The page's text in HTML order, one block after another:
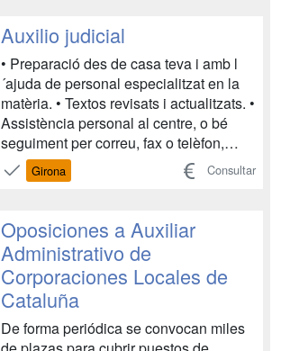
quieres ser telefonista, hujier,
conserje...
Auxilio judicial
• Preparació des de casa teva i amb l
´ajuda de personal especialitzat en la
matèria. • Textos revisats i actualitzats. •
Assistència personal al centre, o bé
seguiment per correu, fax o telèfon,
durant tot el període de formació,
resolent tots els dubtes que puguin
´autoavaluacions que permeten segu...
Girona Consultar
Oposiciones a Auxiliar
Administrativo de
Corporaciones Locales de
Cataluña
De forma periódica se convocan miles